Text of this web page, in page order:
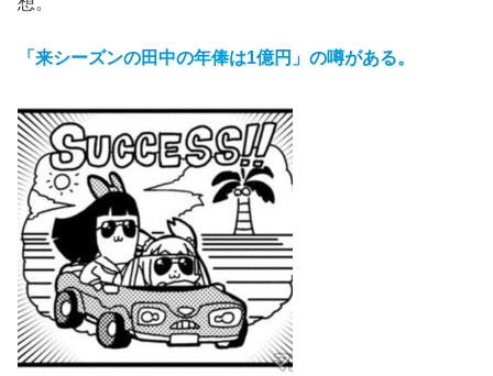
「来シーズンの田中の年俸は1億円」の噂がある。